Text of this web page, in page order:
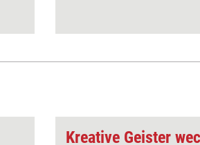
Kreative Geister